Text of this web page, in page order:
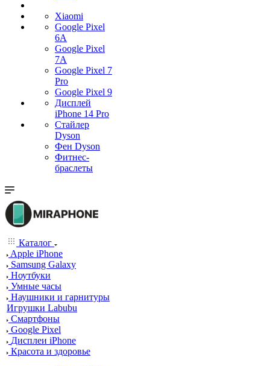
Xiaomi
Google Pixel
6A
Google Pixel
7А
Google Pixel 7
Pro
Google Pixel 9
Дисплей
iPhone 14 Pro
Стайлер
Dyson
Фен Dyson
Фитнес-
браслеты
Каталог
Apple iPhone
Samsung Galaxy
Ноутбуки
Умные часы
Наушники и гарнитуры
Игрушки Labubu
Смартфоны
Google Pixel
Дисплеи iPhone
Красота и здоровье